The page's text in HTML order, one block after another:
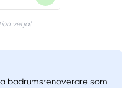
vetja!
badrumsrenoverare som